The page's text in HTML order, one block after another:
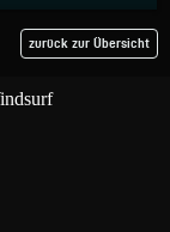
zurück zur Übersicht